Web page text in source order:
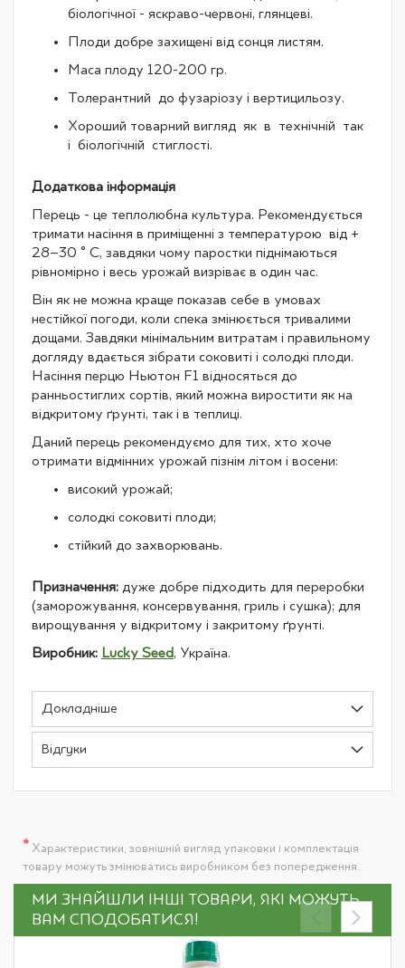
біологічної - яскраво-червоні, глянцеві.
Плоди добре захищені від сонця листям.
Маса плоду 120-200 гр.
Толерантний до фузаріозу і вертицильозу.
Хороший товарний вигляд як в технічній так
і біологічній стиглості.
Додаткова інформація
Перець - це теплолюбна культура. Рекомендується
тримати насіння в приміщенні з температурою від +
28–30 ° С, завдяки чому паростки піднімаються
рівномірно і весь урожай визріває в один час.
Він як не можна краще показав себе в умовах
нестійкої погоди, коли спека змінюється тривалими
дощами. Завдяки мінімальним витратам і правильному
догляду вдається зібрати соковиті і солодкі плоди.
Насіння перцю Ньютон F1 відносяться до
ранньостиглих сортів, який можна виростити як на
відкритому ґрунті, так і в теплиці.
Даний перець рекомендуємо для тих, хто хоче
отримати відмінних урожай пізнім літом і восени:
високий урожай;
солодкі соковиті плоди;
стійкий до захворювань.
Призначення: дуже добре підходить для переробки
(заморожування, консервування, гриль і сушка); для
вирощування у відкритому і закритому ґрунті.
Виробник: Lucky Seed, Україна.
Докладніше
Відгуки
* Характеристики, зовнішній вигляд упаковки і комплектація
товару можуть змінюватись виробником без попередження.
МИ ЗНАЙШЛИ ІНШІ ТОВАРИ, ЯКІ МОЖУТЬ
ВАМ СПОДОБАТИСЯ!